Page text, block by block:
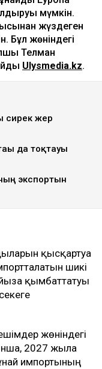
мүмкін.
жүздеген
Бұл жөніндегі
Телман
Ulysmedia.kz.
сирек жер
да тоқтауы
экспортын
қысқартуға
шикі
қымбаттатуы
жөніндегі
2027 жылға
импортының